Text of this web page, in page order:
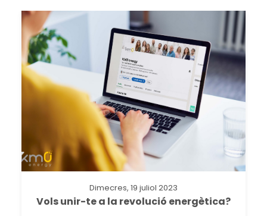
Dimecres, 19 juliol 2023
Vols unir-te a la revolució energètica?